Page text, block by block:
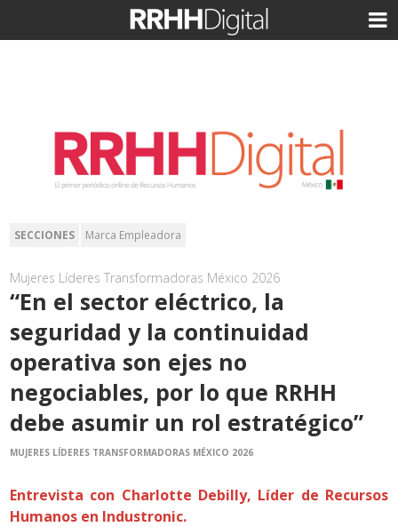
SECCIONES Marca Empleadora
Mujeres Líderes Transformadoras México 2026
“En el sector eléctrico, la
seguridad y la continuidad
operativa son ejes no
negociables, por lo que RRHH
debe asumir un rol estratégico”
MUJERES LÍDERES TRANSFORMADORAS MÉXICO 2026
Entrevista con Charlotte Debilly, Líder de Recursos
Humanos en Industronic.